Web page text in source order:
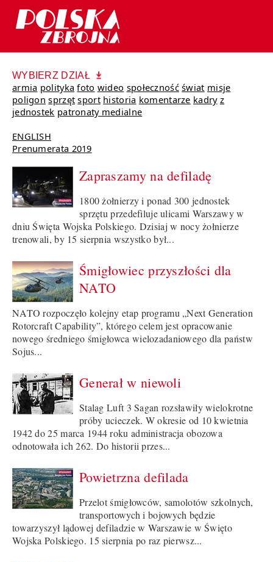
WYBIERZ DZIAŁ
armia polityka foto wideo społeczność świat misje
poligon sprzęt sport historia komentarze kadry z
jednostek patronaty medialne
ENGLISH
Prenumerata 2019
Zapraszamy na defiladę
1800 żołnierzy i ponad 300 jednostek
sprzętu przedefiluje ulicami Warszawy w
dniu Święta Wojska Polskiego. Dzisiaj w nocy żołnierze
trenowali, by 15 sierpnia wszystko był...
Śmigłowiec przyszłości dla
NATO
NATO rozpoczęło kolejny etap programu „Next Generation
Rotorcraft Capability”, którego celem jest opracowanie
nowego średniego śmigłowca wielozadaniowego dla państw
Sojus...
Generał w niewoli
Stalag Luft 3 Sagan rozsławiły wielokrotne
próby ucieczek. W okresie od 10 kwietnia
1942 do 25 marca 1944 roku administracja obozowa
odnotowała ich 262. Do historii przes...
Powietrzna defilada
Przelot śmigłowców, samolotów szkolnych,
transportowych i bojowych będzie
towarzyszył lądowej defiladzie w Warszawie w Święto
Wojska Polskiego. 15 sierpnia po raz pierwsz...